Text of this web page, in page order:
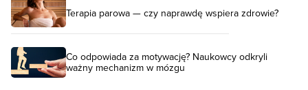
Terapia parowa — czy naprawdę wspiera zdrowie?
Co odpowiada za motywację? Naukowcy odkryli
ważny mechanizm w mózgu